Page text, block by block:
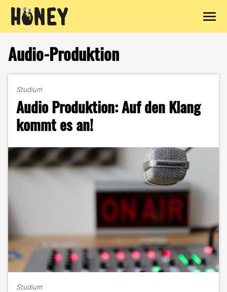
Inhalt
springen
Audio-Produktion
Studium
Audio Produktion: Auf den Klang
kommt es an!
Studium